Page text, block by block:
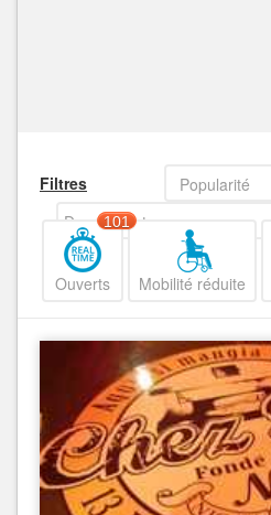
Filtres
Popularité
Decroissant
Ouverts
101
Mobilité réduite